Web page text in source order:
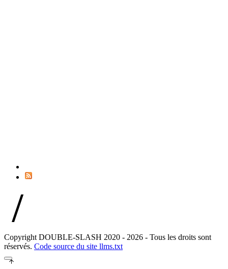
//
Copyright DOUBLE-SLASH 2020 - 2026 - Tous les droits sont
réservés. Code source du site llms.txt